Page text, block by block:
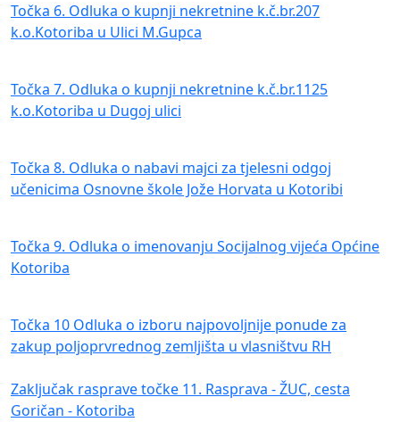
Točka 6. Odluka o kupnji nekretnine k.č.br.207
k.o.Kotoriba u Ulici M.Gupca
Točka 7. Odluka o kupnji nekretnine k.č.br.1125
k.o.Kotoriba u Dugoj ulici
Točka 8. Odluka o nabavi majci za tjelesni odgoj
učenicima Osnovne škole Jože Horvata u Kotoribi
Točka 9. Odluka o imenovanju Socijalnog vijeća Općine
Kotoriba
Točka 10 Odluka o izboru najpovoljnije ponude za
zakup poljoprvrednog zemljišta u vlasništvu RH
Zaključak rasprave točke 11. Rasprava - ŽUC, cesta
Goričan - Kotoriba